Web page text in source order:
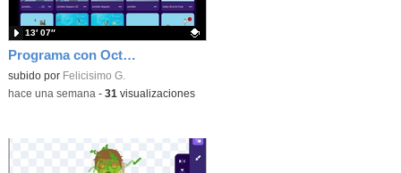
Programa con OctoStudio, un juego de disparos contra Zombies con un cargador basado en el House of the dead
Contenido educativo.
subido por Felicisimo G.
13′ 07″
-hace una semana - 31 visualizaciones